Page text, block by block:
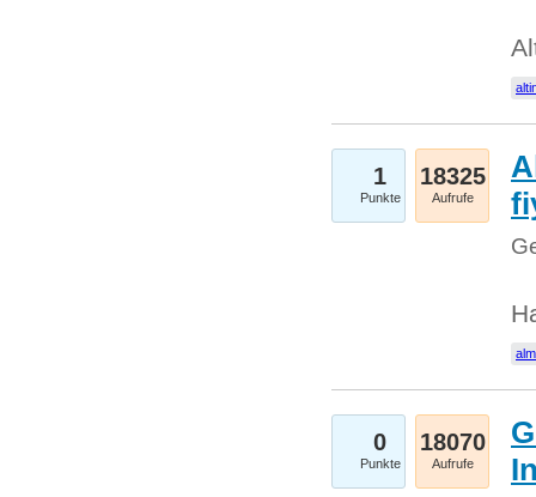
1
Punkte
18325
Aufrufe
0
Punkte
18070
Aufrufe